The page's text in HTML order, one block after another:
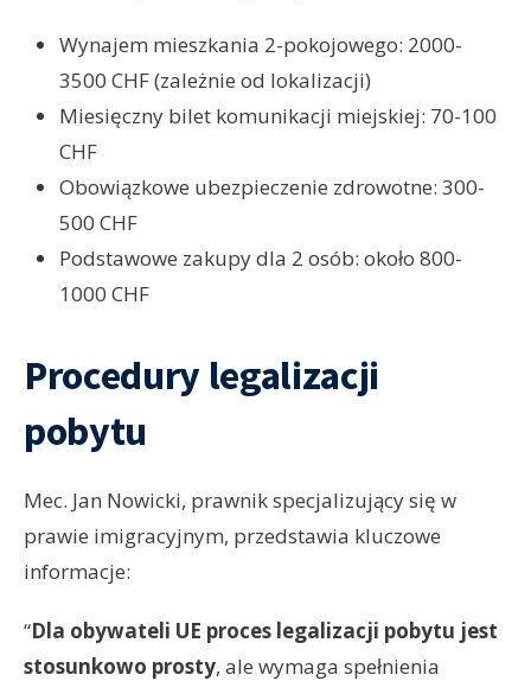
Wynajem mieszkania 2-pokojowego: 2000-
3500 CHF (zależnie od lokalizacji)
Miesięczny bilet komunikacji miejskiej: 70-100
CHF
Obowiązkowe ubezpieczenie zdrowotne: 300-
500 CHF
Podstawowe zakupy dla 2 osób: około 800-
1000 CHF
Procedury legalizacji
pobytu
Mec. Jan Nowicki, prawnik specjalizujący się w
prawie imigracyjnym, przedstawia kluczowe
informacje:
“Dla obywateli UE proces legalizacji pobytu jest
stosunkowo prosty, ale wymaga spełnienia